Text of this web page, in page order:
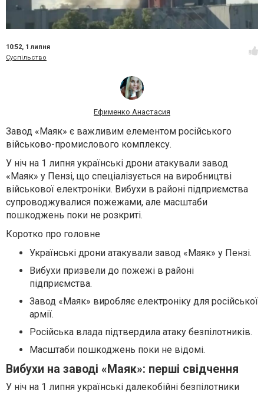
10:52, 1 липня
Суспільство
Ефименко Анастасия
Завод «Маяк» є важливим елементом російського
військово-промислового комплексу.
У ніч на 1 липня українські дрони атакували завод
«Маяк» у Пензі, що спеціалізується на виробництві
військової електроніки. Вибухи в районі підприємства
супроводжувалися пожежами, але масштаби
пошкоджень поки не розкриті.
Коротко про головне
Українські дрони атакували завод «Маяк» у Пензі.
Вибухи призвели до пожежі в районі
підприємства.
Завод «Маяк» виробляє електроніку для російської
армії.
Російська влада підтвердила атаку безпілотників.
Масштаби пошкоджень поки не відомі.
Вибухи на заводі «Маяк»: перші свідчення
У ніч на 1 липня українські далекобійні безпілотники